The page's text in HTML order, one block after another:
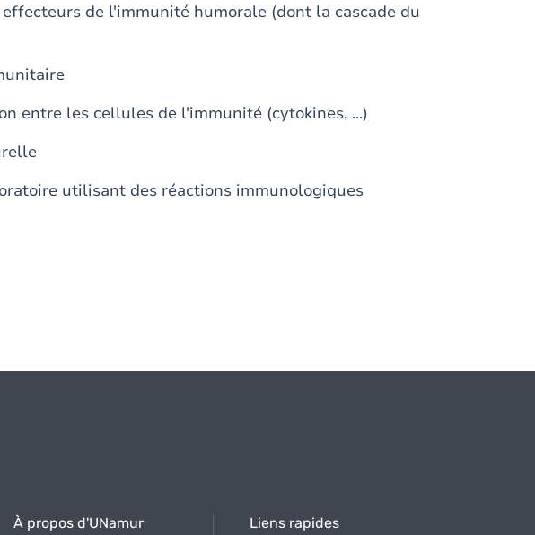
de l'immunité humorale (dont la cascade du
entre les cellules de l'immunité (cytokines, ...)
utilisant des réactions immunologiques
À propos d'UNamur Liens rapides